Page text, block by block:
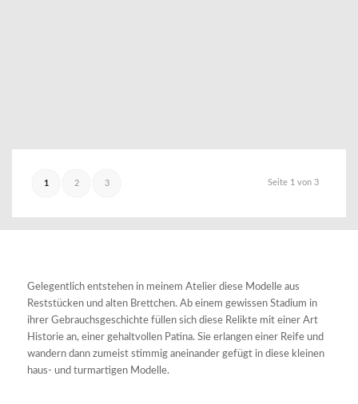
Seite 1 von 3
1 2 3
Gelegentlich entstehen in meinem Atelier diese Modelle aus
Reststücken und alten Brettchen. Ab einem gewissen Stadium in
ihrer Gebrauchsgeschichte füllen sich diese Relikte mit einer Art
Historie an, einer gehaltvollen Patina. Sie erlangen einer Reife und
wandern dann zumeist stimmig aneinander gefügt in diese kleinen
haus- und turmartigen Modelle.